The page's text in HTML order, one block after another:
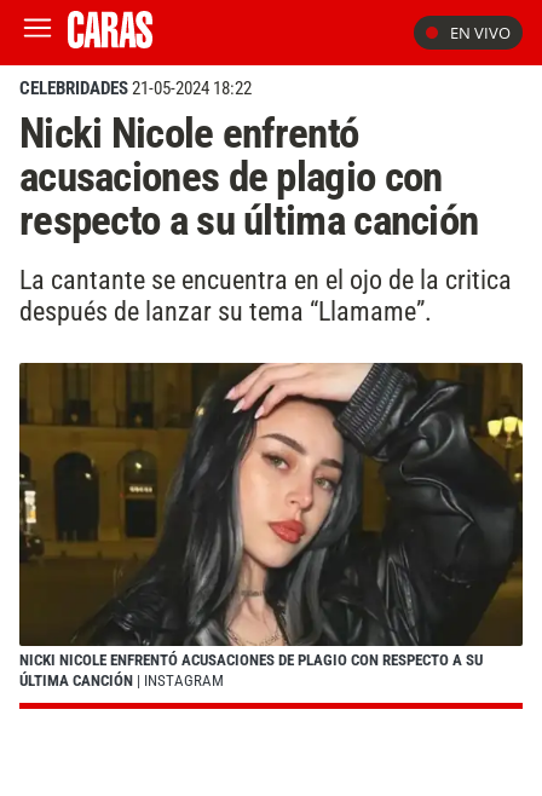
EN VIVO
CELEBRIDADES21-05-2024 18:22
Nicki Nicole enfrentó
acusaciones de plagio con
respecto a su última canción
La cantante se encuentra en el ojo de la critica
después de lanzar su tema “Llamame”.
NICKI NICOLE ENFRENTÓ ACUSACIONES DE PLAGIO CON RESPECTO A SU
ÚLTIMA CANCIÓN | INSTAGRAM